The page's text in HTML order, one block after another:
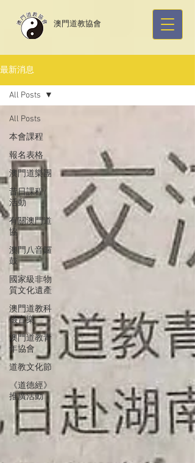
​澳門道教協會
最新消息
All Posts
本會課程
報名表格
澳門道樂團
昔日課程/
活動
有關澳門道
協
澳門八音鑼
鼓
國家級非物
質文化遺產
澳門道教科
儀音樂
澳門道教青
年協會
道教文化節
《道德經》
推廣活動
All Posts